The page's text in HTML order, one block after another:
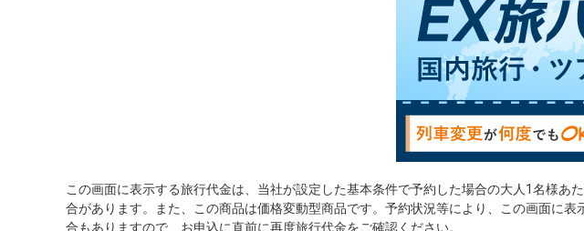
この画面に表示する旅行代金は、当社が設定した基本条件で予約した場合の大人1名様
合があります。また、この商品は価格変動型商品です。予約状況等により、この画面に
合もありますので、お申込に直前に再度旅行代金をご確認ください。